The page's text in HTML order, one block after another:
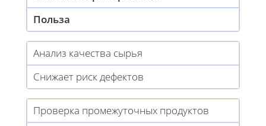
Польза
Анализ качества сырья
Снижает риск дефектов
Проверка промежуточных продуктов